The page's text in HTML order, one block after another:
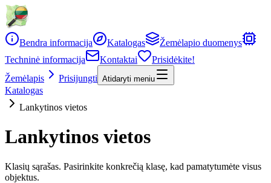
Bendra informacija Katalogas
Žemėlapio duomenys
Techninė informacija
Kontaktai
Prisidėkite!
Žemėlapis
Prisijungti Atidaryti meniu
Katalogas
Lankytinos vietos
Lankytinos vietos
Klasių sąrašas. Pasirinkite konkrečią klasę, kad pamatytumėte visus
objektus.